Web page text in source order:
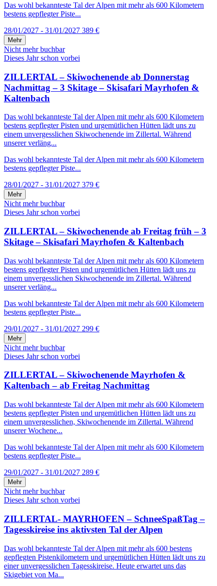
Das wohl bekannteste Tal der Alpen mit mehr als 600 Kilometern
bestens gepflegter Piste...
28/01/2027 - 31/01/2027 389 €
Mehr
Nicht mehr buchbar
Dieses Jahr schon vorbei
ZILLERTAL – Skiwochenende ab Donnerstag
Nachmittag – 3 Skitage – Skisafari Mayrhofen &
Kaltenbach
Das wohl bekannteste Tal der Alpen mit mehr als 600 Kilometern
bestens gepflegter Pisten und urgemütlichen Hütten lädt uns zu
einem unvergesslichen Skiwochenende im Zillertal. Während
unserer verläng...
Das wohl bekannteste Tal der Alpen mit mehr als 600 Kilometern
bestens gepflegter Piste...
28/01/2027 - 31/01/2027 379 €
Mehr
Nicht mehr buchbar
Dieses Jahr schon vorbei
ZILLERTAL – Skiwochenende ab Freitag früh – 3
Skitage – Skisafari Mayrhofen & Kaltenbach
Das wohl bekannteste Tal der Alpen mit mehr als 600 Kilometern
bestens gepflegter Pisten und urgemütlichen Hütten lädt uns zu
einem unvergesslichen Skiwochenende im Zillertal. Während
unserer verläng...
Das wohl bekannteste Tal der Alpen mit mehr als 600 Kilometern
bestens gepflegter Piste...
29/01/2027 - 31/01/2027 299 €
Mehr
Nicht mehr buchbar
Dieses Jahr schon vorbei
ZILLERTAL – Skiwochenende Mayrhofen &
Kaltenbach – ab Freitag Nachmittag
Das wohl bekannteste Tal der Alpen mit mehr als 600 Kilometern
bestens gepflegter Pisten und urgemütlichen Hütten lädt uns zu
einem unvergesslichen, Skiwochenende im Zillertal. Während
unserer Wochene...
Das wohl bekannteste Tal der Alpen mit mehr als 600 Kilometern
bestens gepflegter Piste...
29/01/2027 - 31/01/2027 289 €
Mehr
Nicht mehr buchbar
Dieses Jahr schon vorbei
ZILLERTAL- MAYRHOFEN – SchneeSpaßTag –
Tagesskireise ins aktivsten Tal der Alpen
Das wohl bekannteste Tal der Alpen mit mehr als 600 bestens
gepflegten Pistenkilometern und urgemütlichen Hütten lädt uns zu
einer unvergesslichen Tagesskireise. Heute erwartet uns das
Skigebiet von Ma...